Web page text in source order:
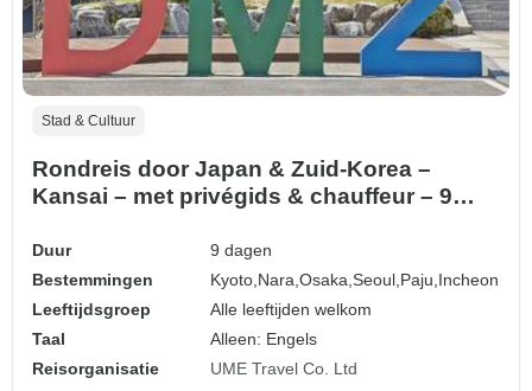
Stad & Cultuur
Rondreis door Japan & Zuid-Korea –
Kansai – met privégids & chauffeur – 9
Duur
9 dagen
Bestemmingen
Kyoto, Nara,Osaka,Seoul, Paju, Incheon
Leeftijdsgroep
Alle leeftijden welkom
Taal
Alleen: Engels
Reisorganisatie
UME Travel Co. Ltd